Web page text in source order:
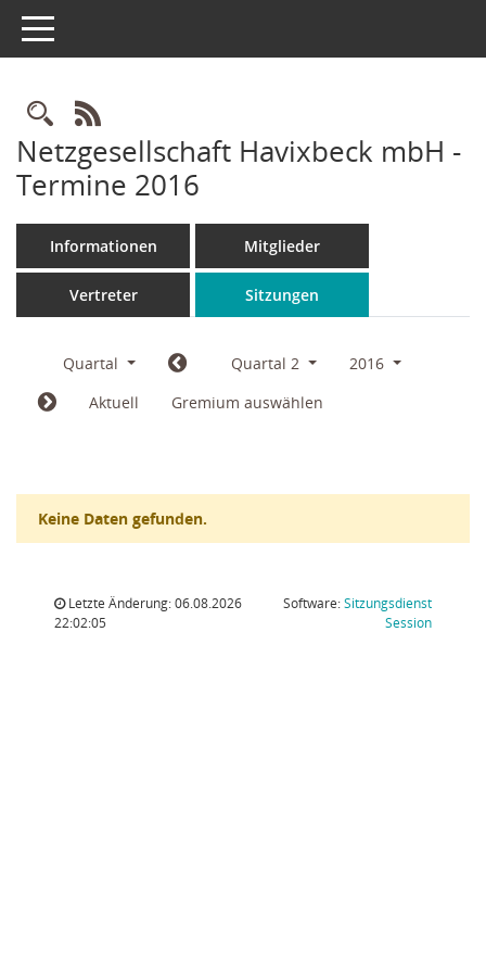
Toggle navigation
Rechercheauswahl
RSS-Feed
Netzgesellschaft Havixbeck mbH -
Termine 2016
Informationen Mitglieder
Vertreter Sitzungen
Quartal Quartal 2
2016
Aktuell
Gremium auswählen
Keine Daten gefunden.
Letzte Änderung: 06.08.2026
22:02:05
Software:Sitzungsdienst
Session(Wird in